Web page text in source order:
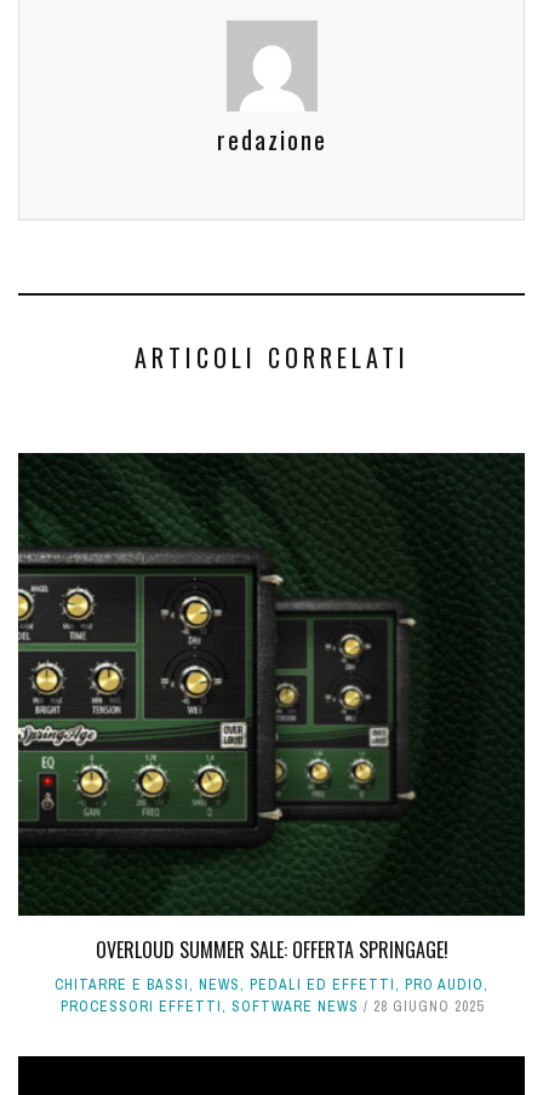
redazione
ARTICOLI CORRELATI
OVERLOUD SUMMER SALE: OFFERTA SPRINGAGE!
CHITARRE E BASSI, NEWS, PEDALI ED EFFETTI, PRO AUDIO,
PROCESSORI EFFETTI, SOFTWARE NEWS 28 GIUGNO 2025